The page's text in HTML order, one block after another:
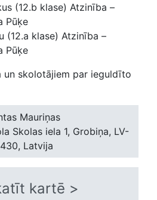
(12.b klase) Atzinība –
Pūķe
(12.a klase) Atzinība –
Pūķe
un skolotājiem par ieguldīto
Mauriņas
Skolas iela 1, Grobiņa, LV-
Latvija
kartē >